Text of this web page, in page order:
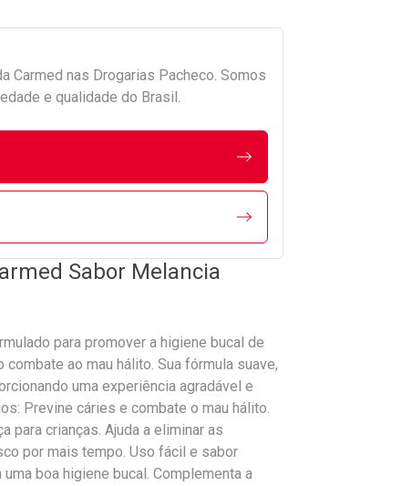
Carmed nas Drogarias Pacheco. Somos
e qualidade do Brasil.
Sabor Melancia
para promover a higiene bucal de
ao mau hálito. Sua fórmula suave,
uma experiência agradável e
Previne cáries e combate o mau hálito.
para crianças. Ajuda a eliminar as
por mais tempo. Uso fácil e sabor
boa higiene bucal. Complementa a